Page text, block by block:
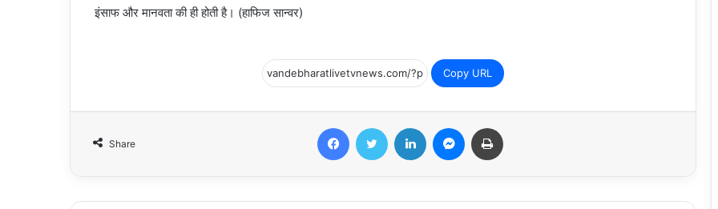
इंसाफ और मानवता की ही होती है। (हाफिज सान्वर)
Copy URL
Share